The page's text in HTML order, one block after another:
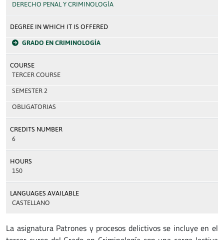
DERECHO PENAL Y CRIMINOLOGÍA
DEGREE IN WHICH IT IS OFFERED
GRADO EN CRIMINOLOGÍA
COURSE
TERCER COURSE
SEMESTER 2
OBLIGATORIAS
CREDITS NUMBER
6
HOURS
150
LANGUAGES AVAILABLE
CASTELLANO
La asignatura Patrones y procesos delictivos se incluye en el